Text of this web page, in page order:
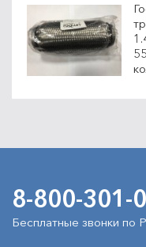
8-800-301-
Бесплатные звонки по